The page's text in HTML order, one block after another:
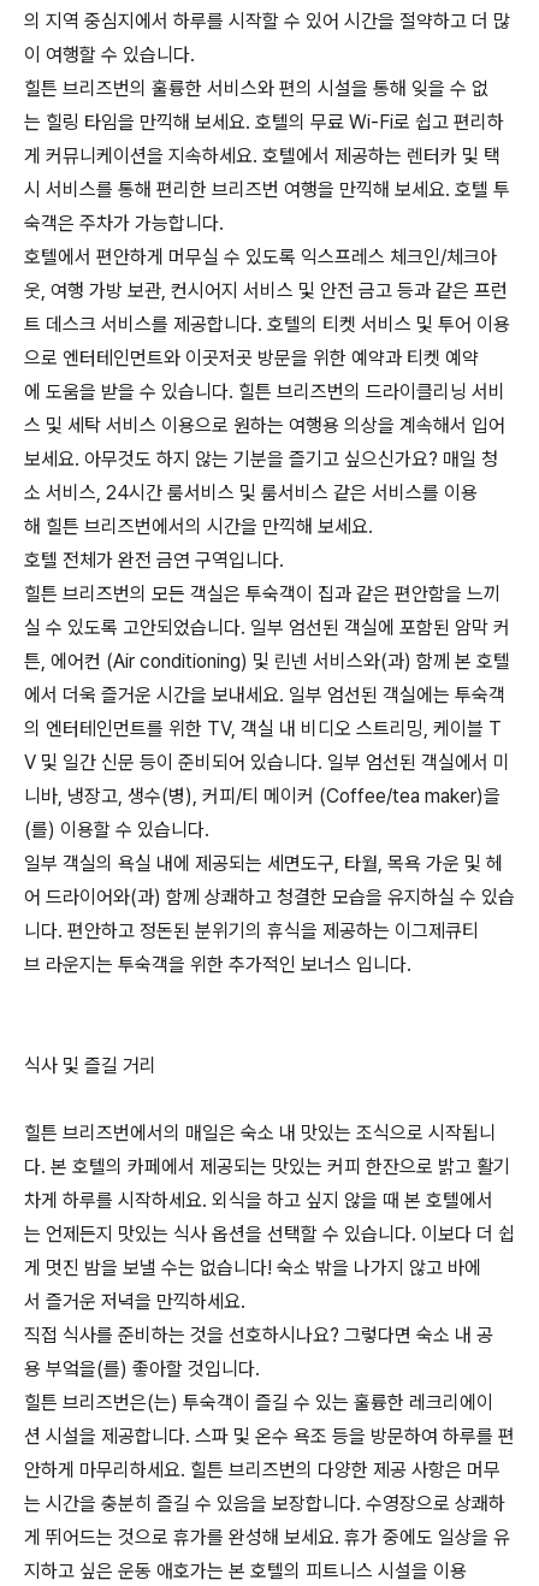
의 지역 중심지에서 하루를 시작할 수 있어 시간을 절약하고 더 많
이 여행할 수 있습니다.
힐튼 브리즈번의 훌륭한 서비스와 편의 시설을 통해 잊을 수 없
는 힐링 타임을 만끽해 보세요. 호텔의 무료 Wi-Fi로 쉽고 편리하
게 커뮤니케이션을 지속하세요. 호텔에서 제공하는 렌터카 및 택
시 서비스를 통해 편리한 브리즈번 여행을 만끽해 보세요. 호텔 투
숙객은 주차가 가능합니다.
호텔에서 편안하게 머무실 수 있도록 익스프레스 체크인/체크아
웃, 여행 가방 보관, 컨시어지 서비스 및 안전 금고 등과 같은 프런
트 데스크 서비스를 제공합니다. 호텔의 티켓 서비스 및 투어 이용
으로 엔터테인먼트와 이곳저곳 방문을 위한 예약과 티켓 예약
에 도움을 받을 수 있습니다. 힐튼 브리즈번의 드라이클리닝 서비
스 및 세탁 서비스 이용으로 원하는 여행용 의상을 계속해서 입어
보세요. 아무것도 하지 않는 기분을 즐기고 싶으신가요? 매일 청
소 서비스, 24시간 룸서비스 및 룸서비스 같은 서비스를 이용
해 힐튼 브리즈번에서의 시간을 만끽해 보세요.
호텔 전체가 완전 금연 구역입니다.
힐튼 브리즈번의 모든 객실은 투숙객이 집과 같은 편안함을 느끼
실 수 있도록 고안되었습니다. 일부 엄선된 객실에 포함된 암막 커
튼, 에어컨 (Air conditioning) 및 린넨 서비스와(과) 함께 본 호텔
에서 더욱 즐거운 시간을 보내세요. 일부 엄선된 객실에는 투숙객
의 엔터테인먼트를 위한 TV, 객실 내 비디오 스트리밍, 케이블 T
V 및 일간 신문 등이 준비되어 있습니다. 일부 엄선된 객실에서 미
니바, 냉장고, 생수(병), 커피/티 메이커 (Coffee/tea maker)을
(를) 이용할 수 있습니다.
일부 객실의 욕실 내에 제공되는 세면도구, 타월, 목욕 가운 및 헤
어 드라이어와(과) 함께 상쾌하고 청결한 모습을 유지하실 수 있습
니다. 편안하고 정돈된 분위기의 휴식을 제공하는 이그제큐티
브 라운지는 투숙객을 위한 추가적인 보너스 입니다.
식사 및 즐길 거리
힐튼 브리즈번에서의 매일은 숙소 내 맛있는 조식으로 시작됩니
다. 본 호텔의 카페에서 제공되는 맛있는 커피 한잔으로 밝고 활기
차게 하루를 시작하세요. 외식을 하고 싶지 않을 때 본 호텔에서
는 언제든지 맛있는 식사 옵션을 선택할 수 있습니다. 이보다 더 쉽
게 멋진 밤을 보낼 수는 없습니다! 숙소 밖을 나가지 않고 바에
서 즐거운 저녁을 만끽하세요.
직접 식사를 준비하는 것을 선호하시나요? 그렇다면 숙소 내 공
용 부엌을(를) 좋아할 것입니다.
힐튼 브리즈번은(는) 투숙객이 즐길 수 있는 훌륭한 레크리에이
션 시설을 제공합니다. 스파 및 온수 욕조 등을 방문하여 하루를 편
안하게 마무리하세요. 힐튼 브리즈번의 다양한 제공 사항은 머무
는 시간을 충분히 즐길 수 있음을 보장합니다. 수영장으로 상쾌하
게 뛰어드는 것으로 휴가를 완성해 보세요. 휴가 중에도 일상을 유
지하고 싶은 운동 애호가는 본 호텔의 피트니스 시설을 이용